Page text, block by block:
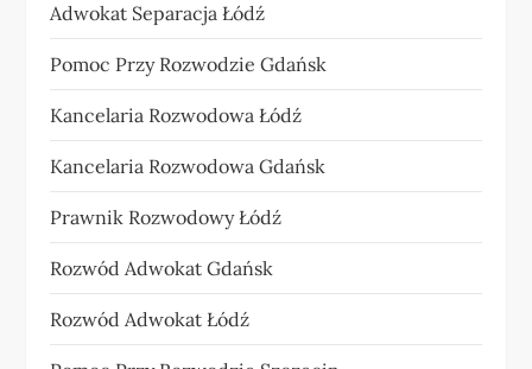
Adwokat Separacja Łódź
Pomoc Przy Rozwodzie Gdańsk
Kancelaria Rozwodowa Łódź
Kancelaria Rozwodowa Gdańsk
Prawnik Rozwodowy Łódź
Rozwód Adwokat Gdańsk
Rozwód Adwokat Łódź